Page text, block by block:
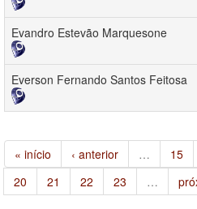
Evandro Estevão Marquesone
Everson Fernando Santos Feitosa
« início ‹ anterior … 15
20
21 22 23 …